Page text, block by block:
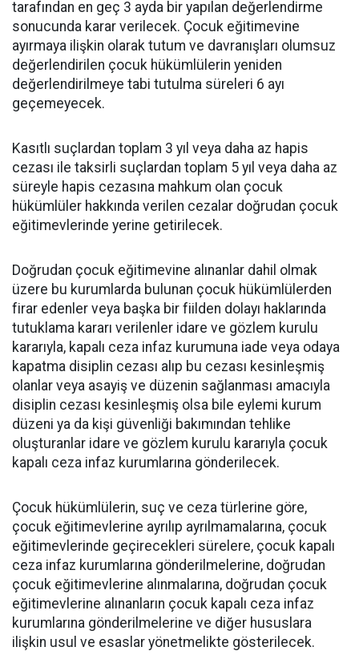
tarafından en geç 3 ayda bir yapılan değerlendirme
sonucunda karar verilecek. Çocuk eğitimevine
ayırmaya ilişkin olarak tutum ve davranışları olumsuz
değerlendirilen çocuk hükümlülerin yeniden
değerlendirilmeye tabi tutulma süreleri 6 ayı
geçemeyecek.
Kasıtlı suçlardan toplam 3 yıl veya daha az hapis
cezası ile taksirli suçlardan toplam 5 yıl veya daha az
süreyle hapis cezasına mahkum olan çocuk
hükümlüler hakkında verilen cezalar doğrudan çocuk
eğitimevlerinde yerine getirilecek.
Doğrudan çocuk eğitimevine alınanlar dahil olmak
üzere bu kurumlarda bulunan çocuk hükümlülerden
firar edenler veya başka bir fiilden dolayı haklarında
tutuklama kararı verilenler idare ve gözlem kurulu
kararıyla, kapalı ceza infaz kurumuna iade veya odaya
kapatma disiplin cezası alıp bu cezası kesinleşmiş
olanlar veya asayiş ve düzenin sağlanması amacıyla
disiplin cezası kesinleşmiş olsa bile eylemi kurum
düzeni ya da kişi güvenliği bakımından tehlike
oluşturanlar idare ve gözlem kurulu kararıyla çocuk
kapalı ceza infaz kurumlarına gönderilecek.
Çocuk hükümlülerin, suç ve ceza türlerine göre,
çocuk eğitimevlerine ayrılıp ayrılmamalarına, çocuk
eğitimevlerinde geçirecekleri sürelere, çocuk kapalı
ceza infaz kurumlarına gönderilmelerine, doğrudan
çocuk eğitimevlerine alınmalarına, doğrudan çocuk
eğitimevlerine alınanların çocuk kapalı ceza infaz
kurumlarına gönderilmelerine ve diğer hususlara
ilişkin usul ve esaslar yönetmelikte gösterilecek.